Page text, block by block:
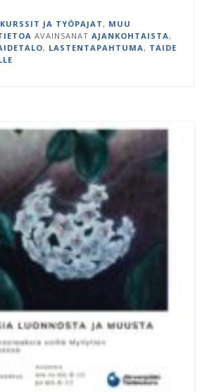
KURSSIT JA TYÖPAJAT , MUU
AVAINSANAT AJANKOHTAISTA ,
, LASTENTAPAHTUMA , TAIDE